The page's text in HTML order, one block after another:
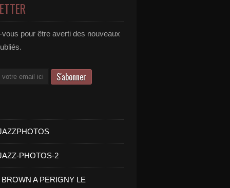
pour être averti des nouveaux
PHOTOS-2
A PERIGNY LE